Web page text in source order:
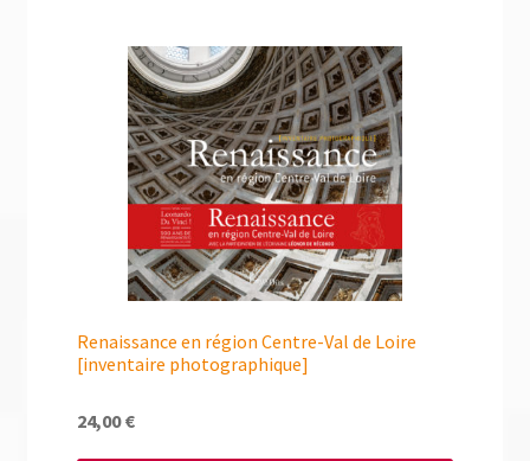
Renaissance en région Centre-Val de Loire
[inventaire photographique]
24,00€